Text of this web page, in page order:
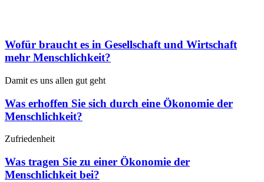
Wofür braucht es in Gesellschaft und Wirtschaft
mehr Menschlichkeit?
Damit es uns allen gut geht
Was erhoffen Sie sich durch eine Ökonomie der
Menschlichkeit?
Zufriedenheit
Was tragen Sie zu einer Ökonomie der
Menschlichkeit bei?